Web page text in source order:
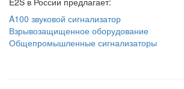
A100 звуковой сигнализатор
Взрывозащищенное оборудование
Общепромышленные сигнализаторы